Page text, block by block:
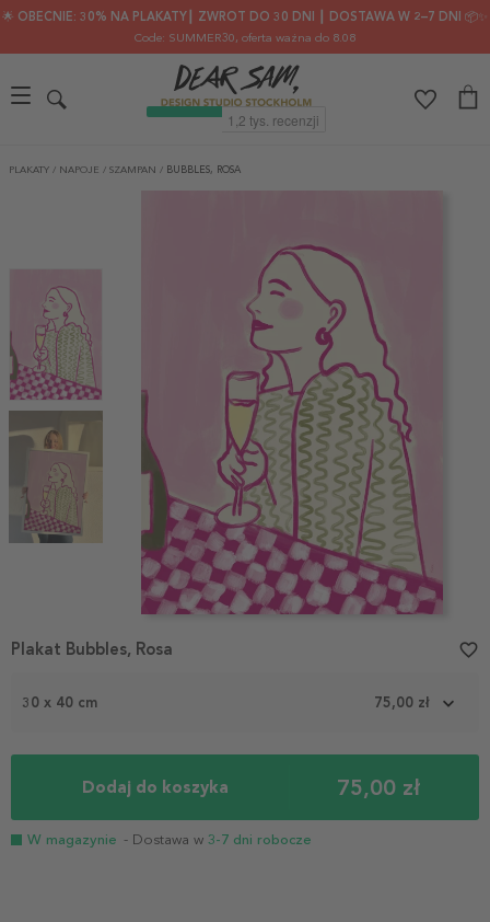
🌟 OBECNIE: 30% NA PLAKATY┃ ZWROT DO 30 DNI ┃ DOSTAWA W 2–7 DNI 📦✨
Code: SUMMER30, oferta ważna do 8.08
PLAKATY / NAPOJE / SZAMPAN / BUBBLES, ROSA
1
30 x 40 cm 75,00 zł
Dodaj do koszyka 75,00 zł
W magazynie - Dostawa w 3-7 dni robocze
Plakat Bubbles, Rosa favorite_border